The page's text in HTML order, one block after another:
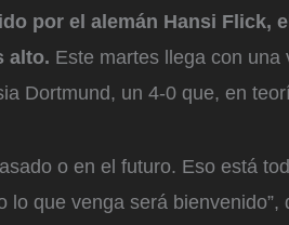
por el alemán Hansi Flick,
alto. Este martes llega con
Dortmund, un 4-0 que, en
o en el futuro. Eso está
lo que venga será